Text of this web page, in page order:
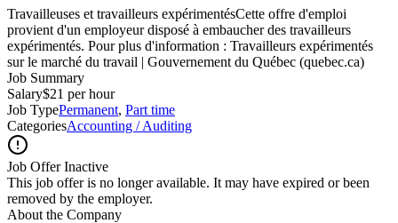
Travailleuses et travailleurs expérimentésCette offre d'emploi
provient d'un employeur disposé à embaucher des travailleurs
expérimentés. Pour plus d'information : Travailleurs expérimentés
sur le marché du travail | Gouvernement du Québec (quebec.ca)
Job Summary
Salary$21 per hour
Job TypePermanent, Part time
CategoriesAccounting / Auditing
Job Offer Inactive
This job offer is no longer available. It may have expired or been
removed by the employer.
About the Company